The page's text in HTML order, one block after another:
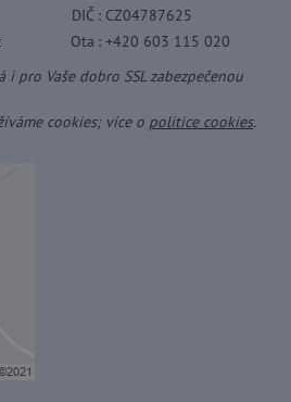
DIČ : CZ04787625
Ota : +420 603 115 020
i pro Vaše dobro SSL zabezpečenou
cookies; více o politice cookies.